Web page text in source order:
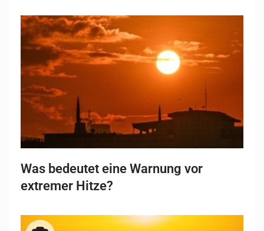
Was bedeutet eine Warnung vor
extremer Hitze?